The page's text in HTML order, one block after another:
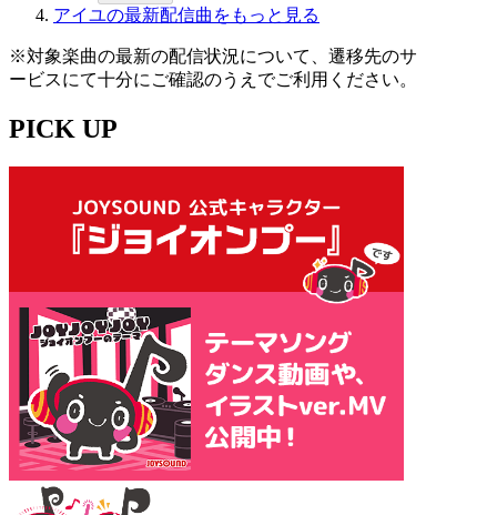
アイユの最新配信曲をもっと見る
※対象楽曲の最新の配信状況について、遷移先のサ
ービスにて十分にご確認のうえでご利用ください。
PICK UP